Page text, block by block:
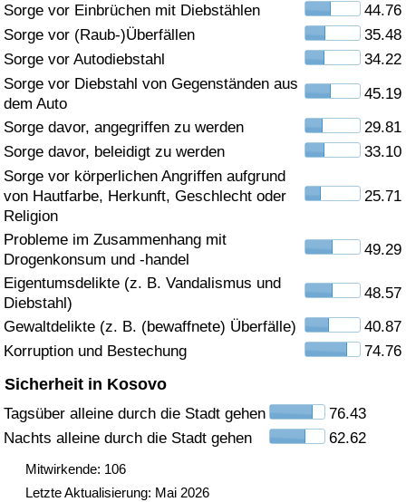
Sorge vor Einbrüchen mit Diebstählen
44.76
Sorge vor (Raub-)Überfällen
35.48
Sorge vor Autodiebstahl
34.22
Sorge vor Diebstahl von Gegenständen aus
dem Auto
45.19
Sorge davor, angegriffen zu werden
29.81
Sorge davor, beleidigt zu werden
33.10
Sorge vor körperlichen Angriffen aufgrund
von Hautfarbe, Herkunft, Geschlecht oder
Religion
25.71
Probleme im Zusammenhang mit
Drogenkonsum und -handel
49.29
Eigentumsdelikte (z. B. Vandalismus und
Diebstahl)
48.57
Gewaltdelikte (z. B. (bewaffnete) Überfälle)
40.87
Korruption und Bestechung
74.76
Sicherheit in Kosovo
Tagsüber alleine durch die Stadt gehen
76.43
Nachts alleine durch die Stadt gehen
62.62
Mitwirkende: 106
Letzte Aktualisierung: Mai 2026
Gesundheitsversorgung
Gesundheitsversorgungs-Index (aktuell)
Gesundheitsversorgungs-Index nach Land
Umweltverschmutzung
Umweltverschmutzungs-Index (aktuell)
Verschmutzungsindex
Umweltverschmutzungs-Index nach Land
Verkehr
Verkehrs-Index
Verkehrs-Index (aktuell)